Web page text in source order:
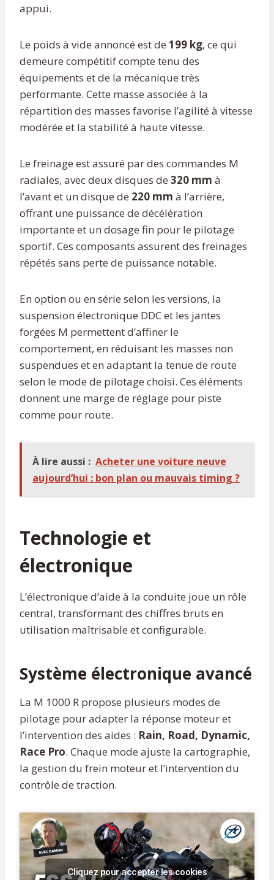
appui.
Le poids à vide annoncé est de 199 kg, ce qui
demeure compétitif compte tenu des
équipements et de la mécanique très
performante. Cette masse associée à la
répartition des masses favorise l’agilité à vitesse
modérée et la stabilité à haute vitesse.
Le freinage est assuré par des commandes M
radiales, avec deux disques de 320 mm à
l’avant et un disque de 220 mm à l’arrière,
offrant une puissance de décélération
importante et un dosage fin pour le pilotage
sportif. Ces composants assurent des freinages
répétés sans perte de puissance notable.
En option ou en série selon les versions, la
suspension électronique DDC et les jantes
forgées M permettent d’affiner le
comportement, en réduisant les masses non
suspendues et en adaptant la tenue de route
selon le mode de pilotage choisi. Ces éléments
donnent une marge de réglage pour piste
comme pour route.
À lire aussi : Acheter une voiture neuve
aujourd’hui : bon plan ou mauvais timing ?
Technologie et
électronique
L’électronique d’aide à la conduite joue un rôle
central, transformant des chiffres bruts en
utilisation maîtrisable et configurable.
Système électronique avancé
La M 1000 R propose plusieurs modes de
pilotage pour adapter la réponse moteur et
l’intervention des aides : Rain, Road, Dynamic,
Race Pro. Chaque mode ajuste la cartographie,
la gestion du frein moteur et l’intervention du
contrôle de traction.
Cliquez pour accepter les cookies